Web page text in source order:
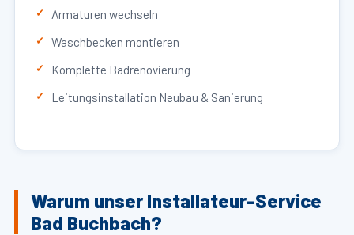
Armaturen wechseln
Waschbecken montieren
Komplette Badrenovierung
Leitungsinstallation Neubau & Sanierung
Warum unser Installateur-Service
Bad Buchbach?